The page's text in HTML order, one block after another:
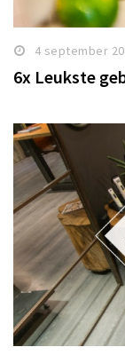
4 september
6x Leukste